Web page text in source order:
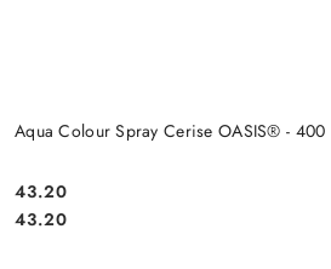
Aqua Colour Spray Cerise OASIS® -
Cena:
43.20
Cena:
43.20